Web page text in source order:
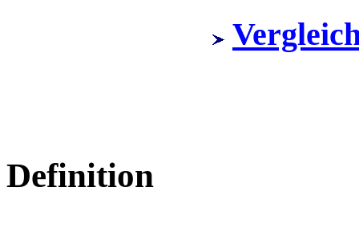
Definition